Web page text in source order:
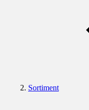
Sortiment